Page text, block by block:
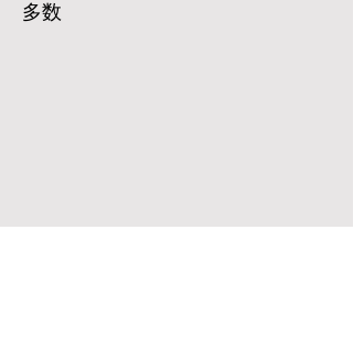
多数